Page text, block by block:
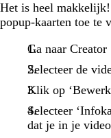
Het is heel
popup-kaarten toe te
Ga naar Creator
Selecteer de
Klik op
Selecteer
dat je in je